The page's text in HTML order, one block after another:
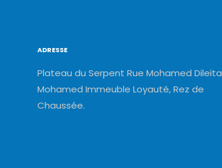
ADRESSE
Plateau du Serpent Rue Mohamed Dileita
Mohamed Immeuble Loyauté, Rez de
Chaussée.